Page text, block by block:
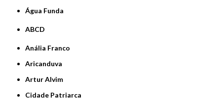
Água Funda
ABCD
Anália Franco
Aricanduva
Artur Alvim
Cidade Patriarca